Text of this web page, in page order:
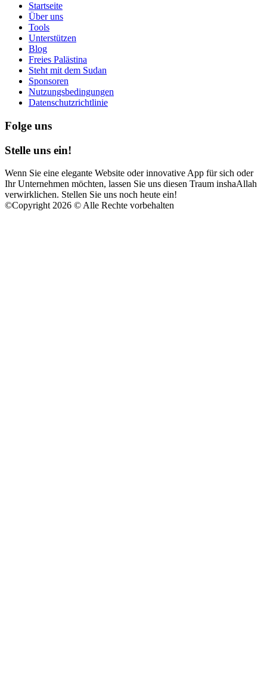
Startseite
Über uns
Tools
Unterstützen
Blog
Freies Palästina
Steht mit dem Sudan
Sponsoren
Nutzungsbedingungen
Datenschutzrichtlinie
Folge uns
Stelle uns ein!
Wenn Sie eine elegante Website oder innovative App für sich oder
Ihr Unternehmen möchten, lassen Sie uns diesen Traum inshaAllah
verwirklichen. Stellen Sie uns noch heute ein!
©Copyright 2026 © Alle Rechte vorbehalten